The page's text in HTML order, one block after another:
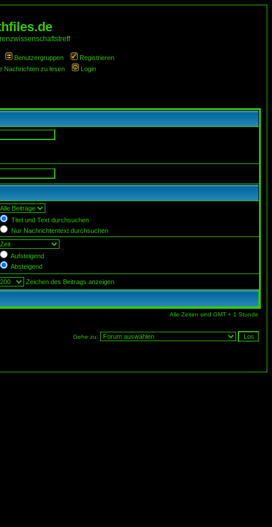
Benutzergruppen
Registrieren
Nachrichten zu lesen Login
Titel und Text durchsuchen
Nur Nachrichtentext durchsuchen
Aufsteigend
Absteigend
Zeichen des Beitrags anzeigen
Alle Zeiten sind GMT + 1 Stunde
Gehe zu: